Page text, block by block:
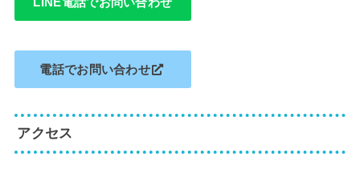
電話でお問い合わせ
アクセス